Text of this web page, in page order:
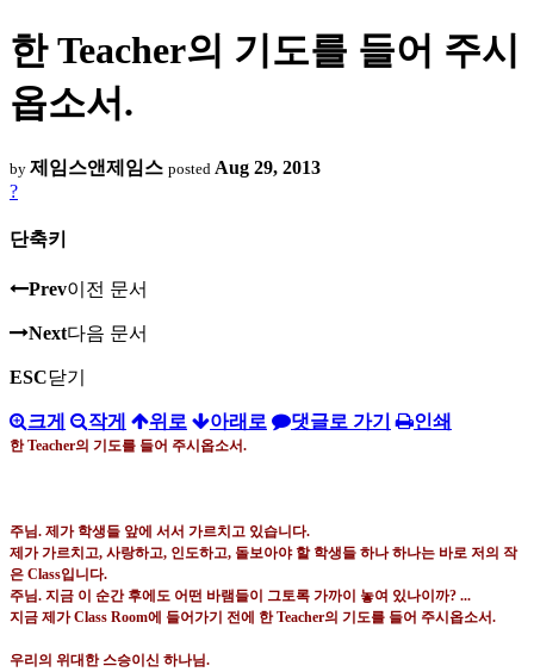
한 Teacher의 기도를 들어 주시
옵소서.
by 제임스앤제임스 posted Aug 29, 2013
?
단축키
Prev이전 문서
Next다음 문서
ESC닫기
크게 작게 위로 아래로 댓글로 가기 인쇄
한Teacher의 기도를 들어 주시옵소서.
주님. 제가 학생들 앞에 서서 가르치고 있습니다.
제가 가르치고, 사랑하고, 인도하고, 돌보아야 할 학생들 하나 하나는 바로 저의 작
은 Class입니다.
주님. 지금 이 순간 후에도 어떤 바램들이 그토록 가까이 놓여 있나이까? ...
지금 제가Class Room에 들어가기 전에 한Teacher의 기도를 들어 주시옵소서.
우리의 위대한 스승이신 하나님.